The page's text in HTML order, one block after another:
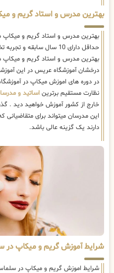
بهترین مدرس و استاد گریم و
بهترین مدرس و استاد گریم و
حداقل دارای 10 سال
بهترین مدرس و استاد گریم و میکاپ
درخشان آموزشگاه عریس در این
در دوره های اموزش میکاپ در
نظارت مستقیم برترین اساتید و
خارج از کشور آموزش خواهید دید .
این مدرسان میتواند برای متقاضیانی
دارند یک گزینه عالی باشد.
شرایط آموزش گریم و میکاپ در
شرایط اموزش گریم و میکاپ در